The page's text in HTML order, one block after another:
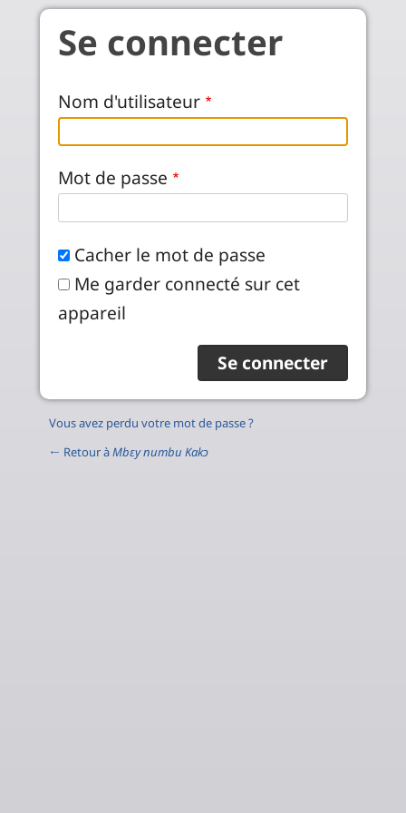
Aller au contenu principal
Se connecter
Nom d'utilisateur
Mot de passe
Cacher le mot de passe
Me garder connecté sur cet
appareil
Vous avez perdu votre mot de passe ?
← Retour àMbɛy numbu Kakɔ